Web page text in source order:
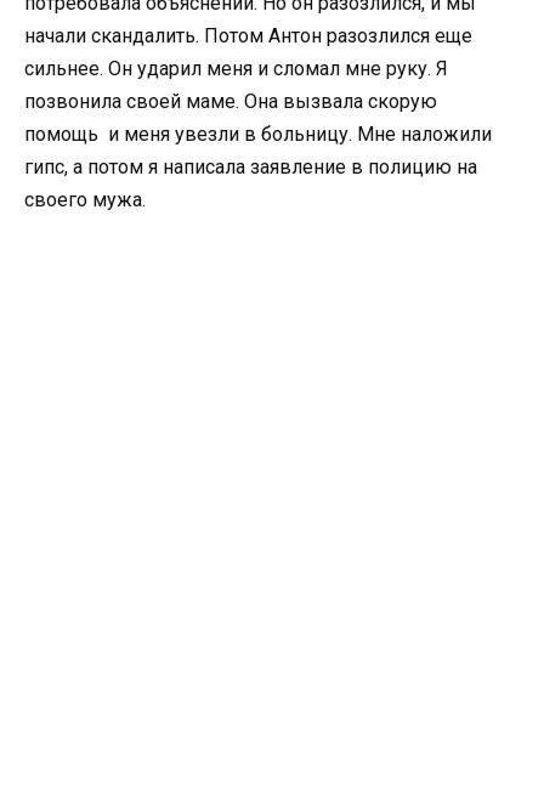
начали скандалить. Потом Антон разозлился еще
сильнее. Он ударил меня и сломал мне руку. Я
позвонила своей маме. Она вызвала скорую
помощь и меня увезли в больницу. Мне наложили
гипс, а потом я написала заявление в полицию на
своего мужа.